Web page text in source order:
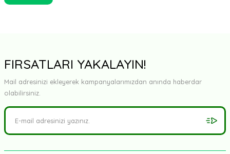
FIRSATLARI YAKALAYIN!
Mail adresinizi ekleyerek kampanyalarımızdan anında haberdar
olabilirsiniz.